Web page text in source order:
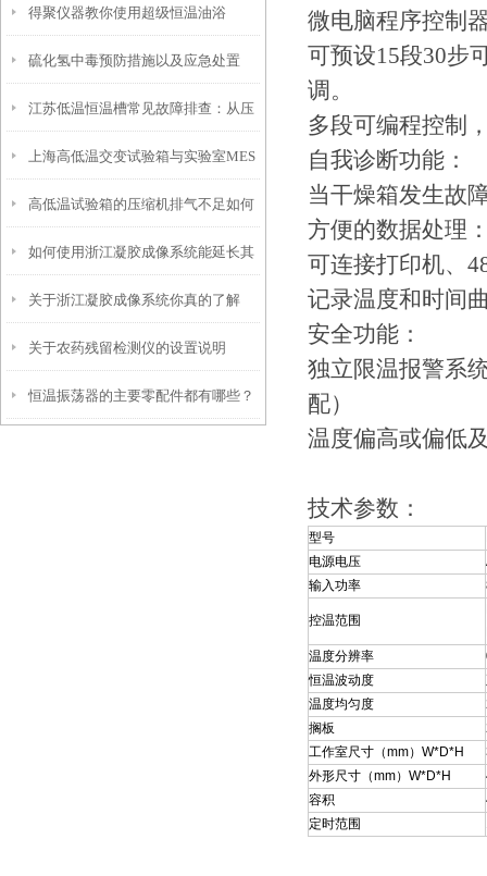
的使用寿命这么长？
得聚仪器教你使用超级恒温油浴
硫化氢中毒预防措施以及应急处置
江苏低温恒温槽常见故障排查：从压
缩机不启动到温度漂移
上海高低温交变试验箱与实验室MES
系统对接的实施要点
高低温试验箱的压缩机排气不足如何
解决？
如何使用浙江凝胶成像系统能延长其
使用寿命？
关于浙江凝胶成像系统你真的了解
吗？
关于农药残留检测仪的设置说明
恒温振荡器的主要零配件都有哪些？
微电脑程序控制
可预设15段30步
调。
多段可编程控制
自我诊断功能：
当干燥箱发生故
方便的数据处理
可连接打印机、
记录温度和时间
安全功能：
独立限温报警系
配）
温度偏高或偏低
技术参数：
型号
电源电压
输入功率
控温范围
温度分辨率
恒温波动度
温度均匀度
搁板
工作室尺寸（mm）W*D*H
外形尺寸（mm）W*D*H
容积
定时范围